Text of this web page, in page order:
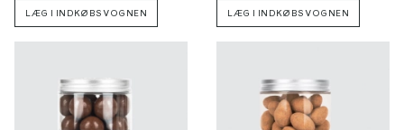
LÆG I INDKØBSVOGNEN LÆG I INDKØBSVOGNEN